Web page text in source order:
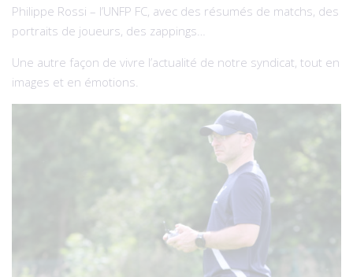
Philippe Rossi – l’UNFP FC, avec des résumés de matchs, des
portraits de joueurs, des zappings…
Une autre façon de vivre l’actualité de notre syndicat, tout en
images et en émotions.